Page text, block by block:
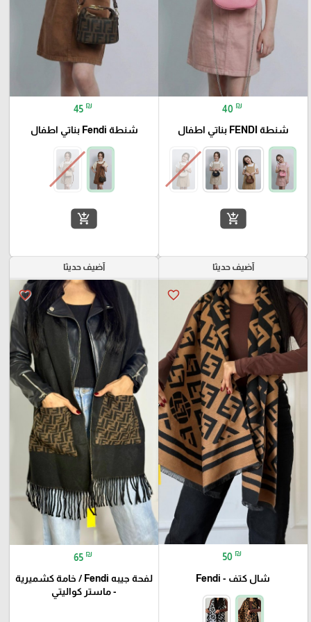
40 ₪
شنطة FENDI بناتي اطفال
add_shopping_cart
45 ₪
شنطة Fendi بناتي اطفال
add_shopping_cart
آضيف حديثا
favorite_border
50 ₪
شال كتف - Fendi
آضيف حديثا
favorite_border
65 ₪
لفحة جيبه Fendi / خامة كشميرية
- ماستر كواليتي